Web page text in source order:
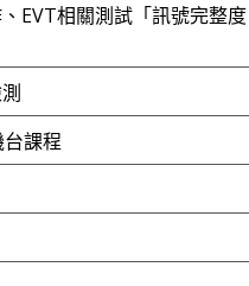
EVT相關測試「訊號完整
課程